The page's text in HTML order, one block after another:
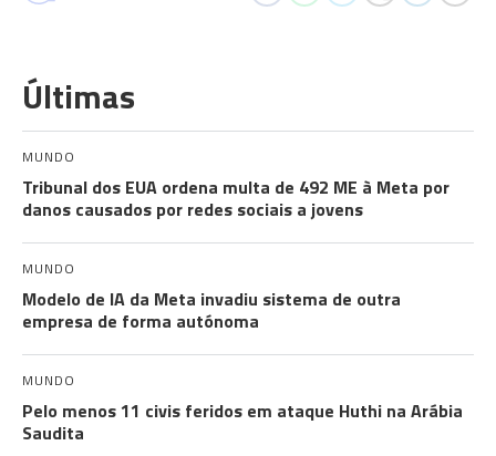
Últimas
MUNDO
Tribunal dos EUA ordena multa de 492 ME à Meta por
danos causados por redes sociais a jovens
MUNDO
Modelo de IA da Meta invadiu sistema de outra
empresa de forma autónoma
MUNDO
Pelo menos 11 civis feridos em ataque Huthi na Arábia
Saudita